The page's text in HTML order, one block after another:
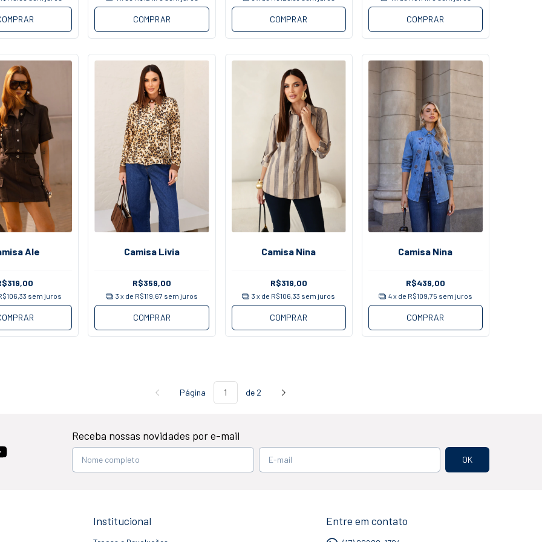
COMPRAR COMPRAR COMPRAR
Ale
sem juros
Camisa Livia
R$359,00
3 x de R$119,67 sem juros
COMPRAR
Camisa Nina
R$319,00
3 x de R$106,33 sem juros
COMPRAR
Camisa Nina
R$439,00
4x de R$109,75 sem juros
COMPRAR
Página de 2
Receba nossas novidades por e-mail
Institucional Entre em contato